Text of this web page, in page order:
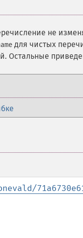
не
для чистых
Остальные